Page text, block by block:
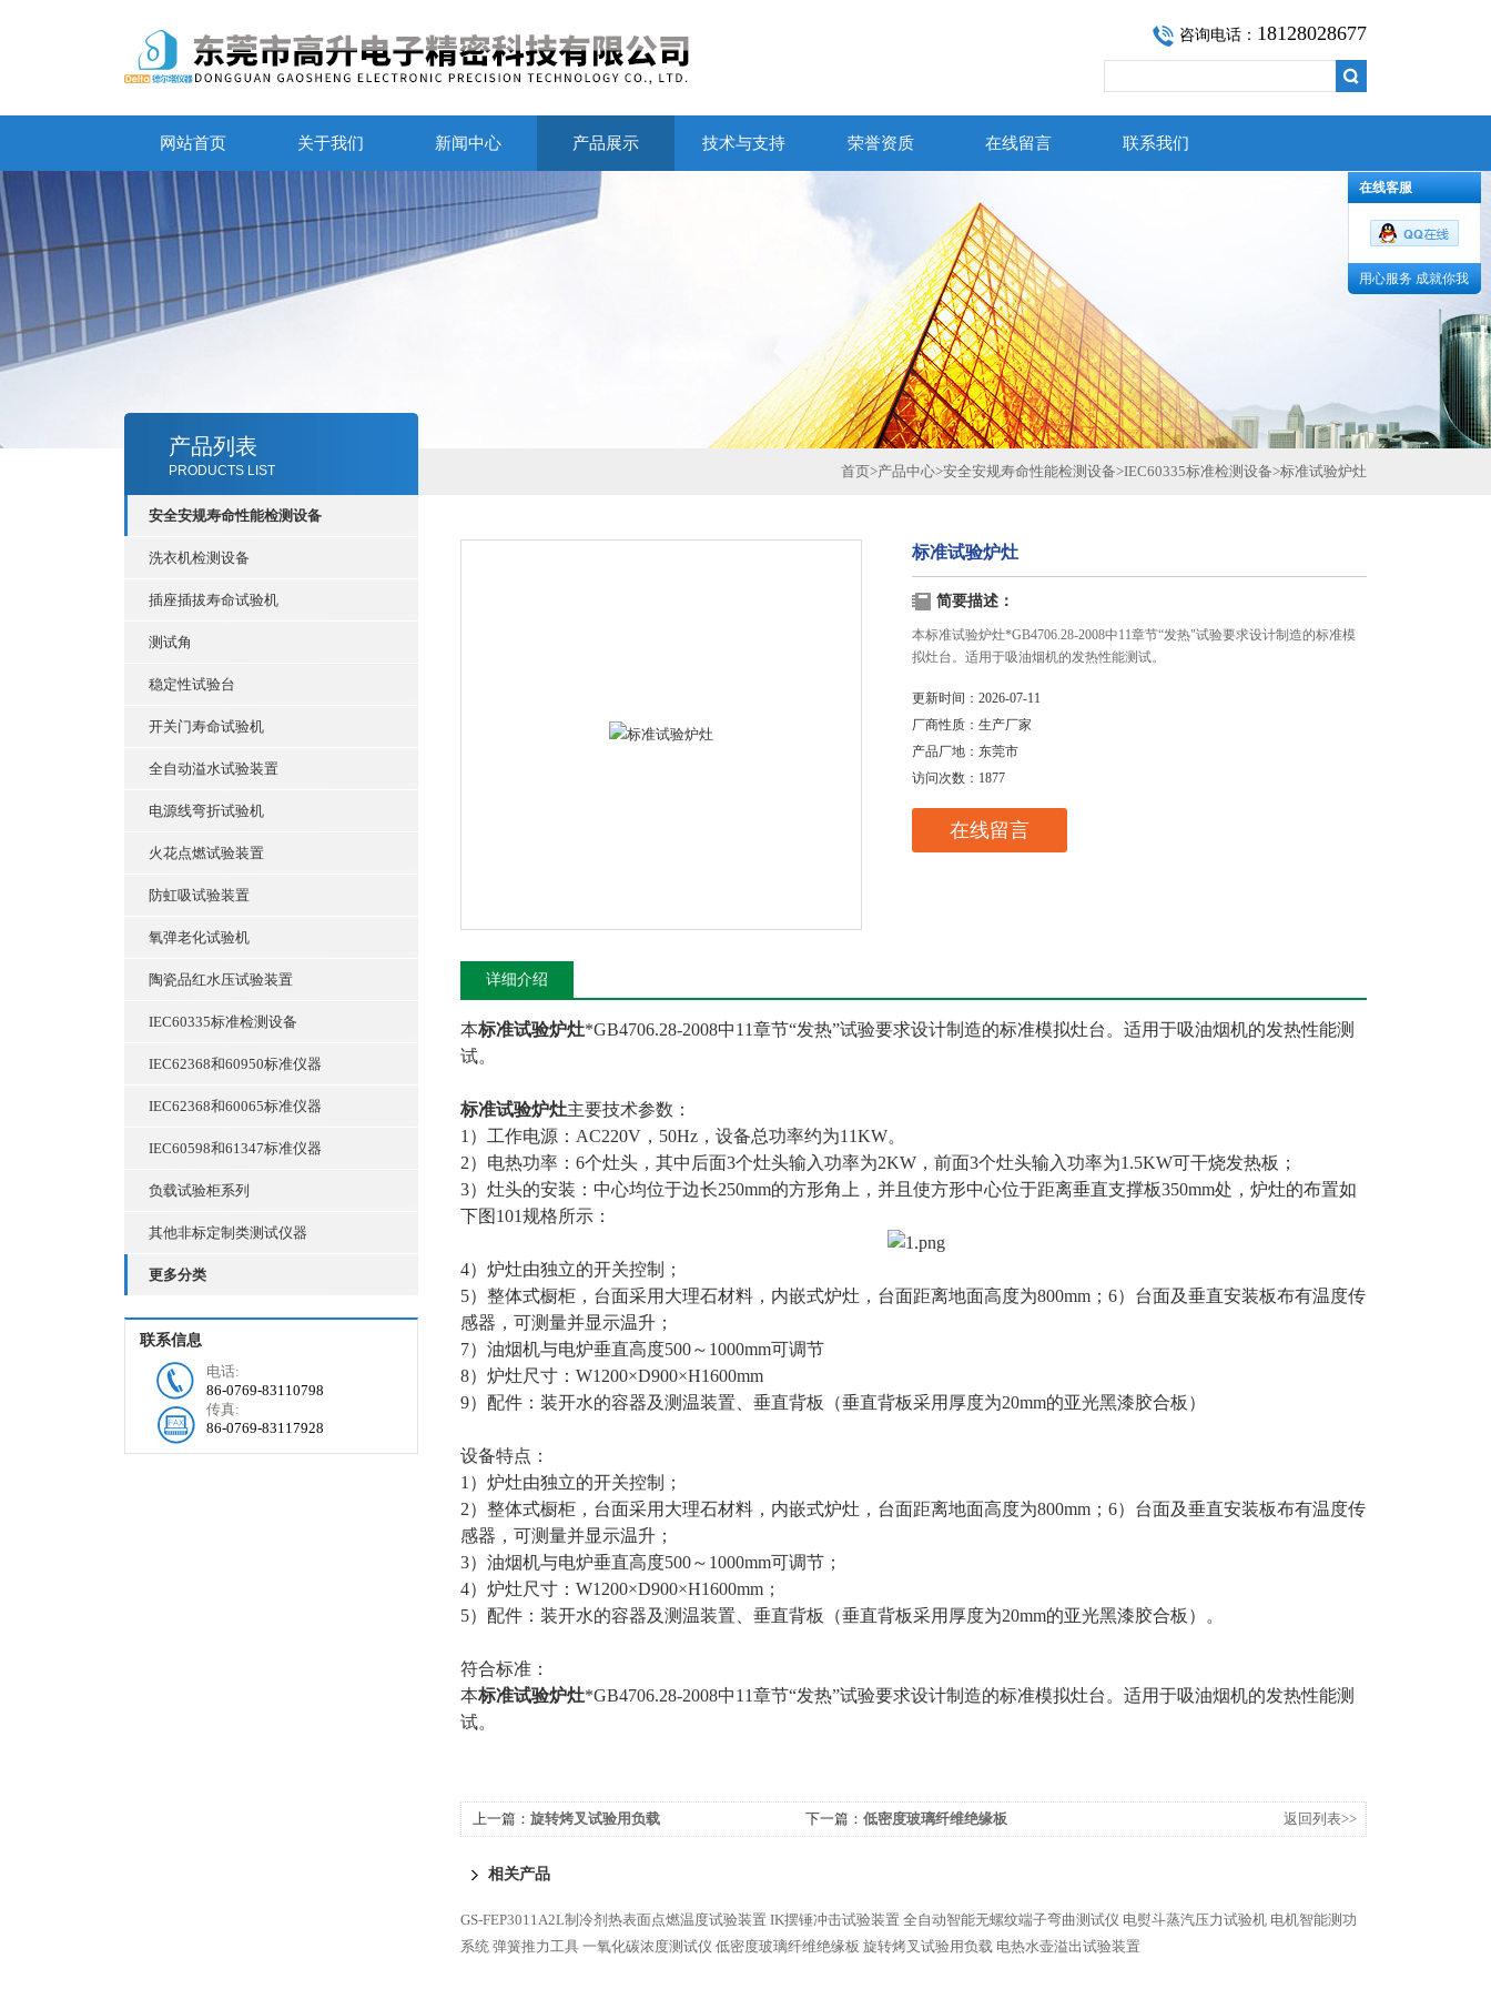
咨询电话： 18128028677
网站首页 关于我们 新闻中心 产品展示 技术与支持 荣誉资质 在线留言 联系我们
产品列表
PRODUCTS LIST
安全安规寿命性能检测设备
洗衣机检测设备
插座插拔寿命试验机
测试角
稳定性试验台
开关门寿命试验机
全自动溢水试验装置
电源线弯折试验机
火花点燃试验装置
防虹吸试验装置
氧弹老化试验机
陶瓷品红水压试验装置
IEC60335标准检测设备
IEC62368和60950标准仪器
IEC62368和60065标准仪器
IEC60598和61347标准仪器
负载试验柜系列
其他非标定制类测试仪器
更多分类
联系信息
电话:
86-0769-83110798
传真:
86-0769-83117928
首页>产品中心>安全安规寿命性能检测设备>IEC60335标准检测设备>标准试验炉灶
标准试验炉灶
简要描述：
本标准试验炉灶*GB4706.28-2008中11章节“发热"试验要求设计制造的标准模
拟灶台。适用于吸油烟机的发热性能测试。
更新时间： 2026-07-11
厂商性质： 生产厂家
产品厂地： 东莞市
访问次数： 1877
在线留言
详细介绍
本标准试验炉灶*GB4706.28-2008中11章节“发热”试验要求设计制造的标准模拟灶台。适用于吸油烟机的发热性能测
试。
标准试验炉灶主要技术参数：
1）工作电源：AC220V，50Hz，设备总功率约为11KW。
2）电热功率：6个灶头，其中后面3个灶头输入功率为2KW，前面3个灶头输入功率为1.5KW可干烧发热板；
3）灶头的安装：中心均位于边长250mm的方形角上，并且使方形中心位于距离垂直支撑板350mm处，炉灶的布置如
下图101规格所示：
4）炉灶由独立的开关控制；
5）整体式橱柜，台面采用大理石材料，内嵌式炉灶，台面距离地面高度为800mm；6）台面及垂直安装板布有温度传
感器，可测量并显示温升；
7）油烟机与电炉垂直高度500～1000mm可调节
8）炉灶尺寸：W1200×D900×H1600mm
9）配件：装开水的容器及测温装置、垂直背板（垂直背板采用厚度为20mm的亚光黑漆胶合板）
设备特点：
1）炉灶由独立的开关控制；
2）整体式橱柜，台面采用大理石材料，内嵌式炉灶，台面距离地面高度为800mm；6）台面及垂直安装板布有温度传
感器，可测量并显示温升；
3）油烟机与电炉垂直高度500～1000mm可调节；
4）炉灶尺寸：W1200×D900×H1600mm；
5）配件：装开水的容器及测温装置、垂直背板（垂直背板采用厚度为20mm的亚光黑漆胶合板）。
符合标准：
本标准试验炉灶*GB4706.28-2008中11章节“发热”试验要求设计制造的标准模拟灶台。适用于吸油烟机的发热性能测
试。
上一篇： 旋转烤叉试验用负载 下一篇： 低密度玻璃纤维绝缘板 返回列表>>
相关产品
GS-FEP3011A2L制冷剂热表面点燃温度试验装置 IK摆锤冲击试验装置 全自动智能无螺纹端子弯曲测试仪 电熨斗蒸汽压力试验机 电机智能测功
系统 弹簧推力工具 一氧化碳浓度测试仪 低密度玻璃纤维绝缘板 旋转烤叉试验用负载 电热水壶溢出试验装置
在线客服
用心服务 成就你我